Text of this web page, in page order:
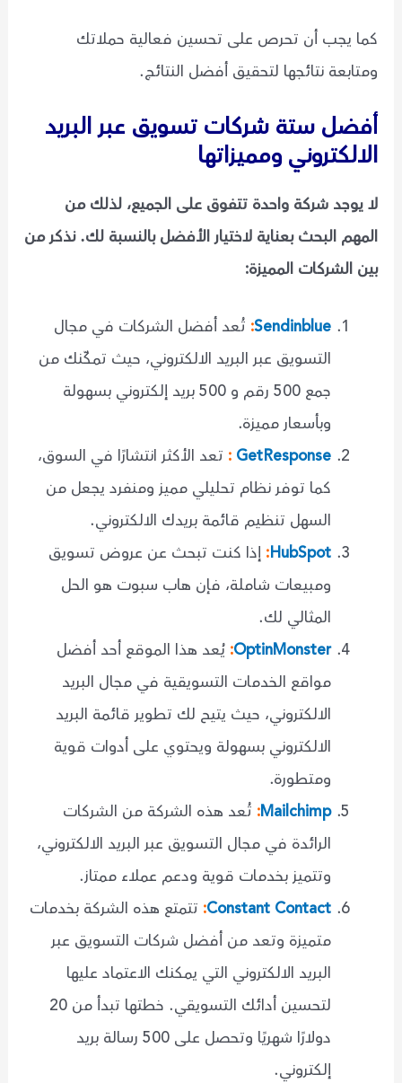
كما يجب أن تحرص على تحسين فعالية حملاتك
ومتابعة نتائجها لتحقيق أفضل النتائج.
أفضل ستة شركات تسويق عبر البريد
الالكتروني ومميزاتها
لا يوجد شركة واحدة تتفوق على الجميع، لذلك من
المهم البحث بعناية لاختيار الأفضل بالنسبة لك. نذكر من
بين الشركات المميزة:
Sendinblue
: تُعد أفضل الشركات في مجال
التسويق عبر البريد الالكتروني، حيث تمكّنك من
جمع 500 رقم و 500 بريد إلكتروني بسهولة
وبأسعار مميزة.
GetResponse
: تعد الأكثر انتشارًا في السوق،
كما توفر نظام تحليلي مميز ومنفرد يجعل من
السهل تنظيم قائمة بريدك الالكتروني.
HubSpot
: إذا كنت تبحث عن عروض تسويق
ومبيعات شاملة، فإن هاب سبوت هو الحل
المثالي لك.
OptinMonster
: يُعد هذا الموقع أحد أفضل
مواقع الخدمات التسويقية في مجال البريد
الالكتروني، حيث يتيح لك تطوير قائمة البريد
الالكتروني بسهولة ويحتوي على أدوات قوية
ومتطورة.
Mailchimp
: تُعد هذه الشركة من الشركات
الرائدة في مجال التسويق عبر البريد الالكتروني،
وتتميز بخدمات قوية ودعم عملاء ممتاز.
Constant Contact
: تتمتع هذه الشركة بخدمات
متميزة وتعد من أفضل شركات التسويق عبر
البريد الالكتروني التي يمكنك الاعتماد عليها
لتحسين أدائك التسويقي. خطتها تبدأ من 20
دولارًا شهريًا وتحصل على 500 رسالة بريد
إلكتروني.